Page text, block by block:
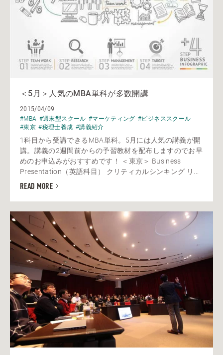
＜5月＞人気のMBA単科が多数開講
2015/04/09
#MBA #週末型スクール #マーケティング #ビジネススクール
#東京 #税理士養成 #講義紹介
1科目から受講できるMBA単科。5月には人気の講義が開
講。講義の2週間前からの予習教材を配布しますのでお早
めのお申込みがおすすめです！ ＜東京＞ Business
Presentation（英語科目） クリティカルシンキング リ...
READ MORE